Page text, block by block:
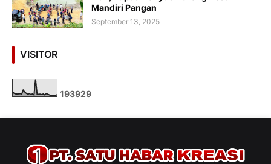
Mandiri Pangan
September 13, 2025
VISITOR
193929